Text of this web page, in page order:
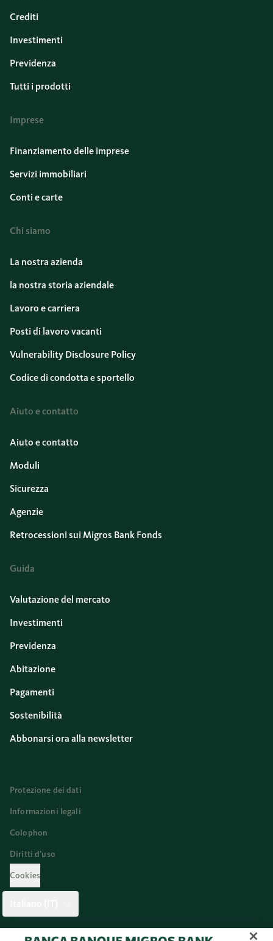
Crediti
Investimenti
Previdenza
Tutti i prodotti
Imprese
Finanziamento delle imprese
Servizi immobiliari
Conti e carte
Chi siamo
La nostra azienda
la nostra storia aziendale
Lavoro e carriera
Posti di lavoro vacanti
Vulnerability Disclosure Policy
Codice di condotta e sportello
Aiuto e contatto
Aiuto e contatto
Moduli
Sicurezza
Agenzie
Retrocessioni sui Migros Bank Fonds
Guida
Valutazione del mercato
Investimenti
Previdenza
Abitazione
Pagamenti
Sostenibilità
Abbonarsi ora alla newsletter
Protezione dei dati
Informazioni legali
Colophon
Diritti d’uso
Cookies